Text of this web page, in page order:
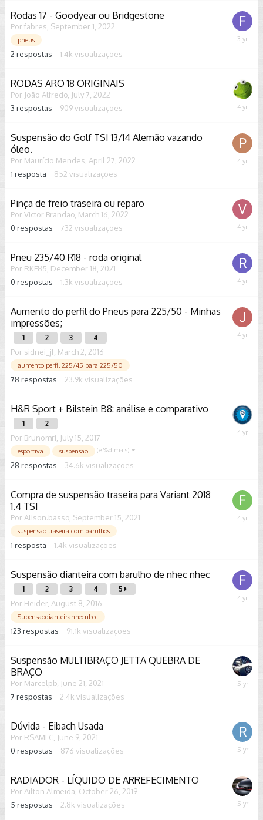
Rodas 17 - Goodyear ou Bridgestone
Por fabres September 1, 2022
pneus
2 respostas 1.4k visualizações
RODAS ARO 18 ORIGINAIS
Por João Alfredo July 7, 2022
3 respostas 909visualizações
July
Suspensão do Golf TSI 13/14 Alemão vazando
óleo.
Por Maurício Mendes April 27, 2022
1 resposta 852 visualizações
May
Pinça de freio traseira ou reparo
Por Victor Brandao March 16, 2022
0 respostas 732 visualizações
March
Pneu 235/40 R18 - roda original
Por RKF85 December 18, 2021
0 respostas 1.3k visualizações
Aumento do perfil do Pneus para 225/50 - Minhas
impressões;
1 2 3 4
Por sidnei_jf March 2, 2016
aumento perfil 225/45 para 225/50
78 respostas 23.9k visualizações
H&R Sport + Bilstein B8: análise e comparativo
1 2
Por Brunomri July 15, 2017
esportiva suspensão (e %d mais)
28 respostas 34.6k visualizações
October
Compra de suspensão traseira para Variant 2018
1.4 TSI
Por Alison.basso September 15, 2021
suspensão traseira com barulhos
1 resposta 1.4k visualizações
Suspensão dianteira com barulho de nhec nhec
1 2 3 4 5
Por Heider August 8, 2016
Supensaodianteiranhecnhec
123 respostas 91.1k visualizações
August
Suspensão MULTIBRAÇO JETTA QUEBRA DE
BRAÇO
Por Marcelpb June 21, 2021
7 respostas 2.4k visualizações
June
Dúvida - Eibach Usada
Por RSAMLC June 9, 2021
0 respostas 876 visualizações
June
RADIADOR - LÍQUIDO DE ARREFECIMENTO
Por Ailton Almeida October 26, 2019
5 respostas 2.8k visualizações
June